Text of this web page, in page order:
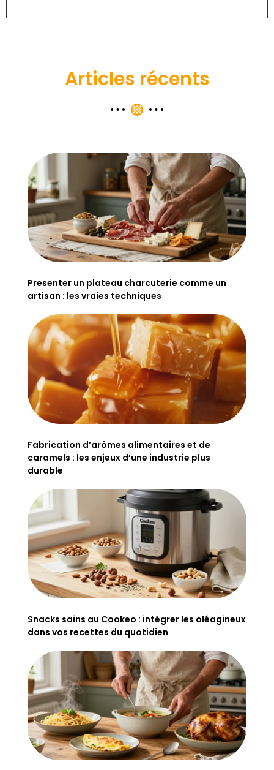
Articles récents
Presenter un plateau charcuterie comme un
artisan : les vraies techniques
Fabrication d’arômes alimentaires et de
caramels : les enjeux d’une industrie plus
durable
Snacks sains au Cookeo : intégrer les oléagineux
dans vos recettes du quotidien